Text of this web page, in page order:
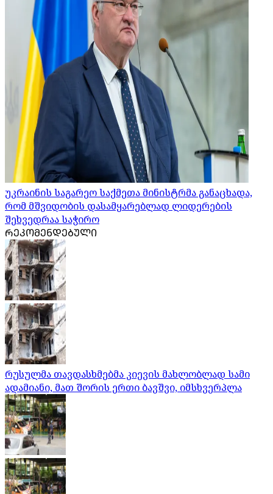
უკრაინის საგარეო საქმეთა მინისტრმა განაცხადა,
რომ მშვიდობის დასამყარებლად ლიდერების
შეხვედრაა საჭირო
ᲠᲔᲙᲝᲛᲔᲜᲓᲔᲑᲣᲚᲘ
რუსულმა თავდასხმებმა კიევის მახლობლად სამი
ადამიანი, მათ შორის ერთი ბავშვი, იმსხვერპლა